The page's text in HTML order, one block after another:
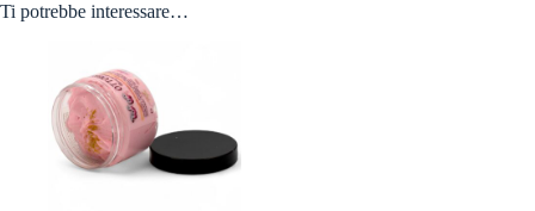
Ti potrebbe interessare…